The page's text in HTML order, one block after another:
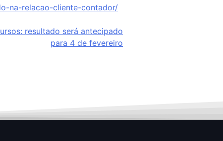
na-relacao-cliente-contador/
resultado será antecipado
para 4 de fevereiro